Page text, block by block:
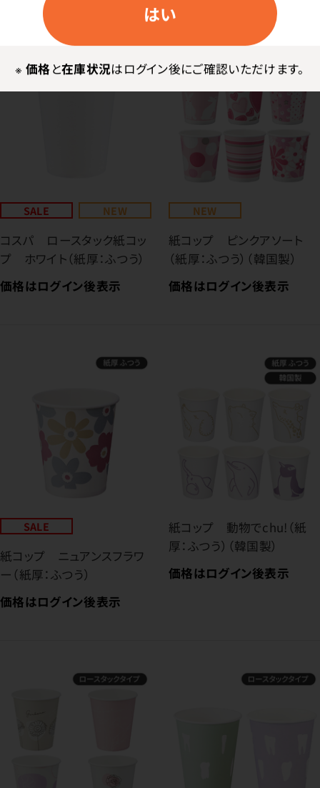
はい
※ 価格と在庫状況はログイン後にご確認いただけます。
SALE NEW
コスパ ロースタック紙コッ
プ ホワイト（紙厚：ふつう）
価格はログイン後表示
NEW
紙コップ ピンクアソート
（紙厚：ふつう）（韓国製）
価格はログイン後表示
SALE
紙コップ ニュアンスフラワ
ー（紙厚：ふつう）
価格はログイン後表示
紙コップ 動物でchu!（紙
厚：ふつう）（韓国製）
価格はログイン後表示